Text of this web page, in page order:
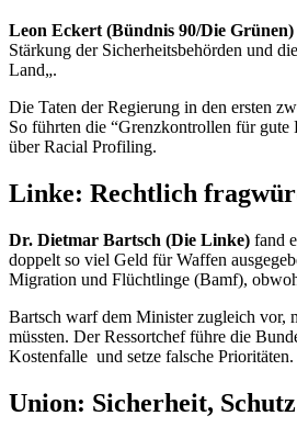
Leon Eckert (Bündnis 90/Die Grünen)
Stärkung der Sicherheitsbehörden und
Land„.
Die Taten der Regierung in den ersten
So führten die “Grenzkontrollen für gute
überRacial Profiling.
Linke: Rechtlich
Dr. Dietmar Bartsch (Die Linke) fand
doppelt so viel Geld für Waffen
Migration und Flüchtlinge (Bamf),
Bartsch warf dem Minister zugleich vor,
müssten. Der Ressortchef führe die
Kostenfalle und setze falsche Prioritäten.
Union: Sicherheit,